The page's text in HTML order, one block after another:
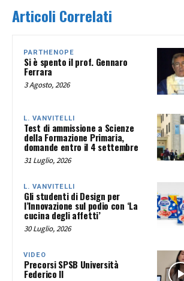
Articoli Correlati
PARTHENOPE
Si è spento il prof. Gennaro
Ferrara
3 Agosto, 2026
L. VANVITELLI
Test di ammissione a Scienze
della Formazione Primaria,
domande entro il 4 settembre
31 Luglio, 2026
L. VANVITELLI
Gli studenti di Design per
l’Innovazione sul podio con ‘La
cucina degli affetti’
30 Luglio, 2026
VIDEO
Precorsi SPSB Università
Federico II